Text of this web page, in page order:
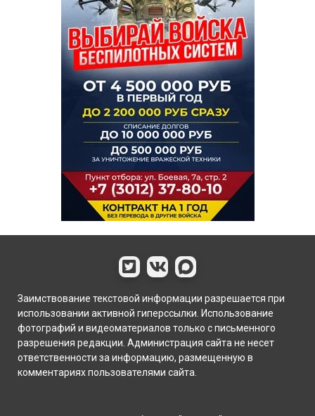
Заимствование текстовой информации разрешается при
использовании активной гиперссылки. Использование
фотографий и видеоматериалов только с письменного
разрешения редакции. Администрация сайта не несет
ответственности за информацию, размещенную в
комментариях пользователями сайта.